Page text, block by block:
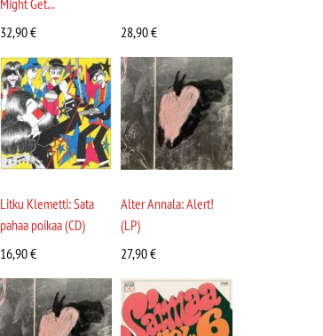
Might Get...
32,90€ 28,90€
Litku Klemetti: Sata
pahaa poikaa (CD)
16,90€
Alter Annala: Alert!
(LP)
27,90€